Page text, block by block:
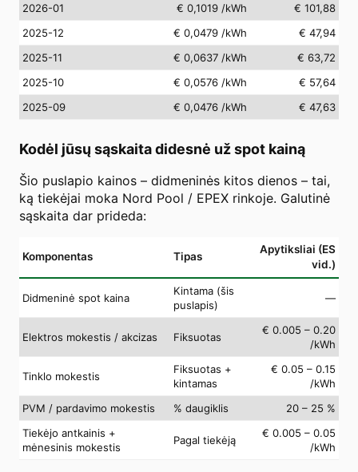
2026-01
€ 0,1019 /kWh
€ 101,88
2025-12
€ 0,0479 /kWh
€ 47,94
2025-11
€ 0,0637 /kWh
€ 63,72
2025-10
€ 0,0576 /kWh
€ 57,64
2025-09
€ 0,0476 /kWh € 47,63
Kodėl jūsų sąskaita didesnė už spot kainą
Šio puslapio kainos – didmeninės kitos dienos – tai,
ką tiekėjai moka Nord Pool / EPEX rinkoje. Galutinė
sąskaita dar prideda:
Komponentas Tipas
Apytiksliai (ES
vid.)
Didmeninė spot kaina
Kintama (šis
puslapis)
—
Elektros mokestis / akcizas Fiksuotas
€ 0.005 – 0.20
/kWh
Tinklo mokestis
Fiksuotas +
kintamas
€ 0.05 – 0.15
/kWh
PVM / pardavimo mokestis
% daugiklis
20 – 25 %
Tiekėjo antkainis +
mėnesinis mokestis
Pagal tiekėją
€ 0.005 – 0.05
/kWh